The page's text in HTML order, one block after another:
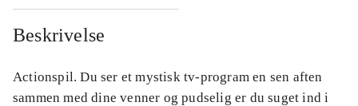
Beskrivelse
Actionspil. Du ser et mystisk tv-program en sen aften
sammen med dine venner og pudselig er du suget ind i